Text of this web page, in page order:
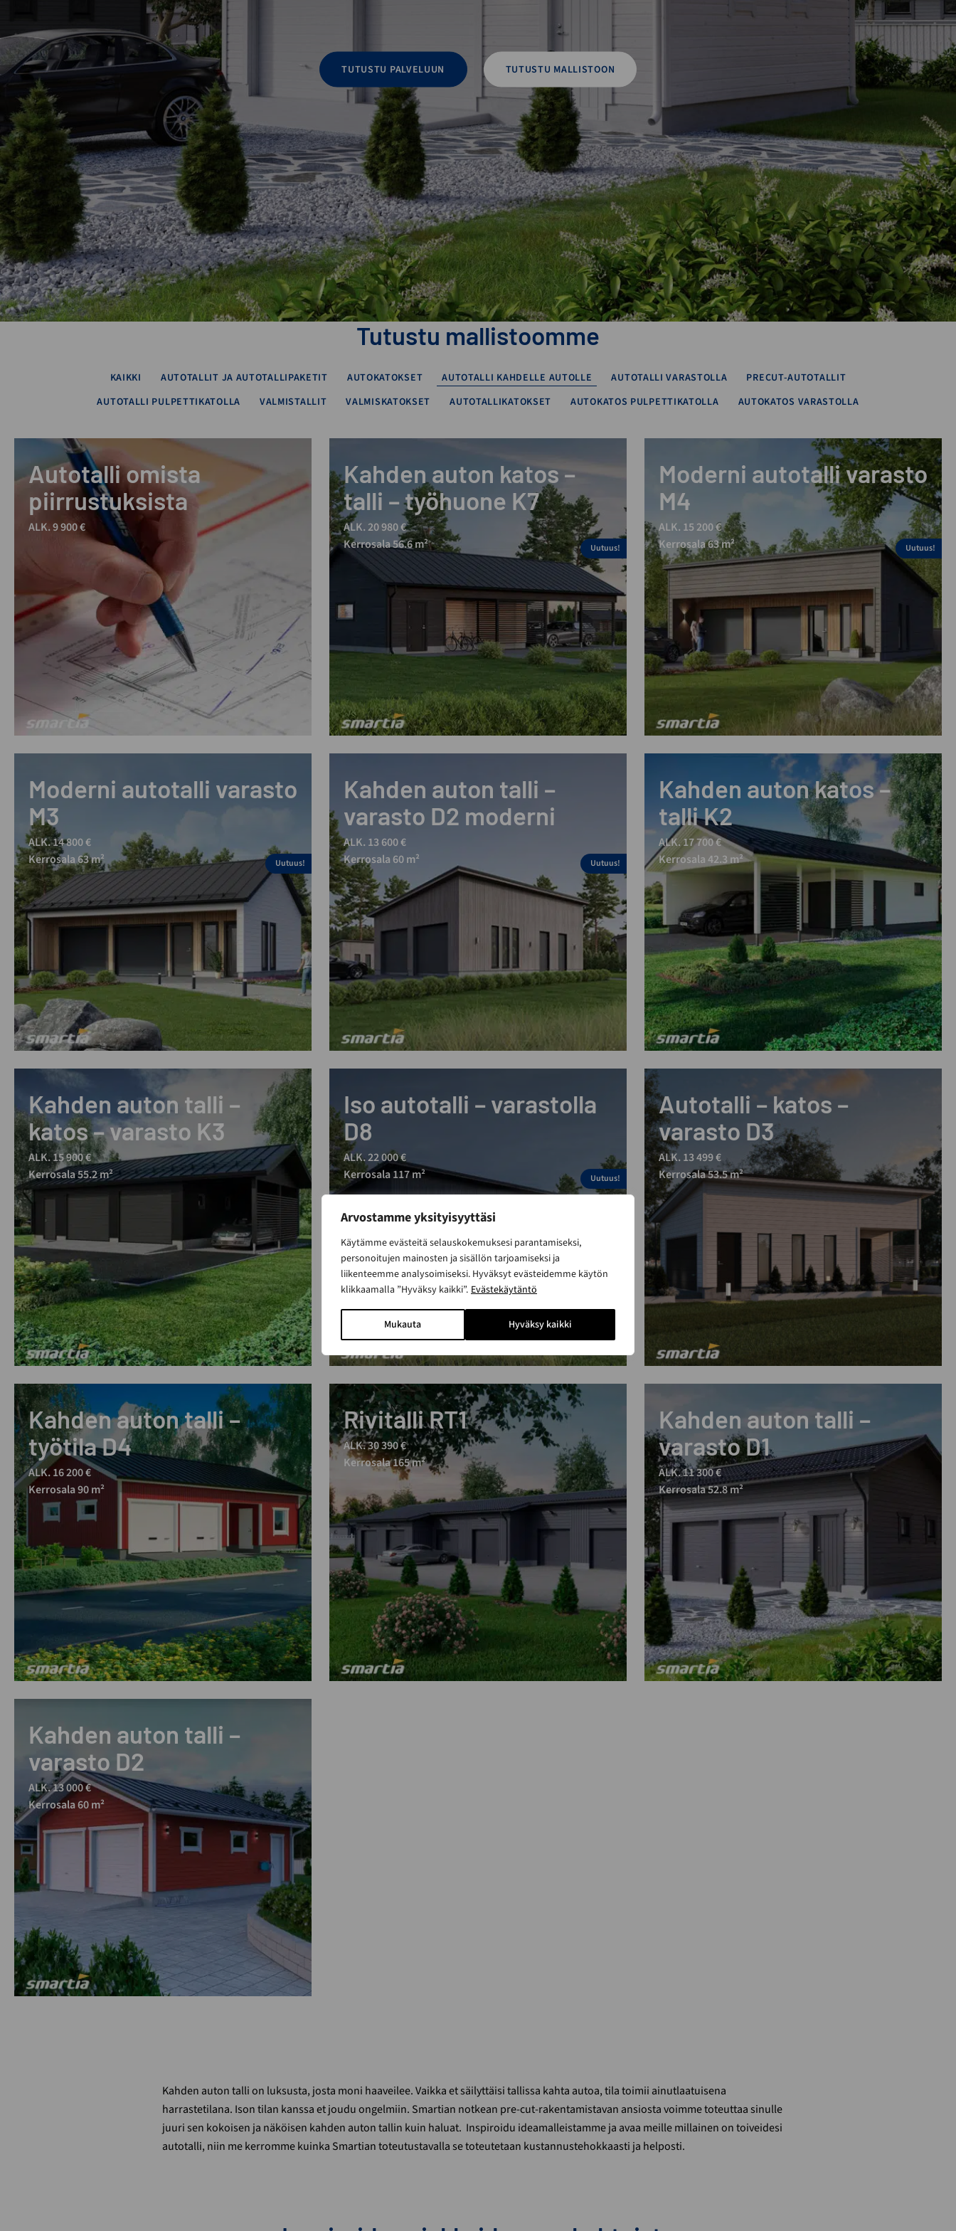
Arvostamme yksityisyyttäsi
Käytämme evästeitä selauskokemuksesi parantamiseksi,
personoitujen mainosten ja sisällön tarjoamiseksi ja
liikenteemme analysoimiseksi. Hyväksyt evästeidemme käytön
klikkaamalla ”Hyväksy kaikki”. Evästekäytäntö
Mukauta Hyväksy kaikki
TUTUSTU PALVELUUN TUTUSTU MALLISTOON
Tutustu mallistoomme
KAIKKI AUTOTALLIT JA AUTOTALLIPAKETIT AUTOKATOKSET AUTOTALLI KAHDELLE AUTOLLE AUTOTALLI VARASTOLLA
PRECUT-AUTOTALLIT
AUTOTALLI PULPETTIKATOLLA
VALMISTALLIT VALMISKATOKSET AUTOTALLIKATOKSET AUTOKATOS PULPETTIKATOLLA AUTOKATOS VARASTOLLA
Autotalli omista
piirrustuksista
ALK. 9 900 €
Kahden auton katos –
talli – työhuone K7
ALK. 20 980 €
Kerrosala 56.6 m²
Uutuus!
Moderni autotalli varasto
M4
ALK. 15 200 €
Kerrosala 63 m²
Uutuus!
Moderni autotalli varasto
M3
ALK. 14 800 €
Kerrosala 63 m²
Uutuus!
Kahden auton talli –
varasto D2 moderni
ALK. 13 600 €
Kerrosala 60 m²
Uutuus!
Kahden auton katos –
talli K2
ALK. 17 700 €
Kerrosala 42.3 m²
Kahden auton talli –
katos – varasto K3
ALK. 15 900 €
Kerrosala 55.2 m²
Iso autotalli – varastolla
D8
ALK. 22 000 €
Kerrosala 117 m²
Uutuus!
Autotalli – katos –
varasto D3
ALK. 13 499 €
Kerrosala 53.5 m²
Kahden auton talli –
työtila D4
ALK. 16 200 €
Kerrosala 90 m²
Rivitalli RT1
ALK. 30 390 €
Kerrosala 165 m²
Kahden auton talli –
varasto D1
ALK. 11 300 €
Kerrosala 52.8 m²
Kahden auton talli –
varasto D2
ALK. 13 000 €
Kerrosala 60 m²
Kahden auton talli on luksusta, josta moni haaveilee. Vaikka et säilyttäisi tallissa kahta autoa, tila toimii ainutlaatuisena
harrastetilana. Ison tilan kanssa et joudu ongelmiin. Smartian notkean pre-cut-rakentamistavan ansiosta voimme toteuttaa sinulle
juuri sen kokoisen ja näköisen kahden auton tallin kuin haluat. Inspiroidu ideamalleistamme ja avaa meille millainen on toiveidesi
autotalli, niin me kerromme kuinka Smartian toteutustavalla se toteutetaan kustannustehokkaasti ja helposti.